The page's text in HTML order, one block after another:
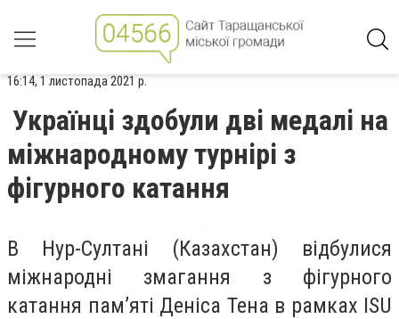
16:14, 1 листопада 2021 р.
Українці здобули дві медалі на
міжнародному турнірі з
фігурного катання
В Нур-Султані (Казахстан) відбулися
міжнародні змагання з фігурного
катання пам’яті Деніса Тена в рамках ISU